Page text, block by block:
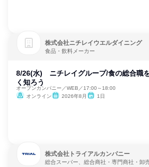
株式会社ニチレイウエルダイニング
食品・飲料メーカー
8/26(水) ニチレイグループ/食の総合職
く知ろう
オープンカンパニー／WEB／17:00～18:00
オンライン
2026年8月 1日
株式会社トライアルカンパニー
総合スーパー、総合商社・専門商社・卸